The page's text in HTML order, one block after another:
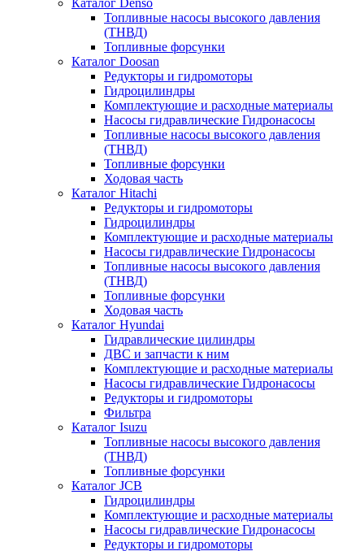
Каталог Denso
Топливные насосы высокого давления
(ТНВД)
Топливные форсунки
Каталог Doosan
Редукторы и гидромоторы
Гидроцилиндры
Комплектующие и расходные материалы
Насосы гидравлические Гидронасосы
Топливные насосы высокого давления
(ТНВД)
Топливные форсунки
Ходовая часть
Каталог Hitachi
Редукторы и гидромоторы
Гидроцилиндры
Комплектующие и расходные материалы
Насосы гидравлические Гидронасосы
Топливные насосы высокого давления
(ТНВД)
Топливные форсунки
Ходовая часть
Каталог Hyundai
Гидравлические цилиндры
ДВС и запчасти к ним
Комплектующие и расходные материалы
Насосы гидравлические Гидронасосы
Редукторы и гидромоторы
Фильтра
Каталог Isuzu
Топливные насосы высокого давления
(ТНВД)
Топливные форсунки
Каталог JCB
Гидроцилиндры
Комплектующие и расходные материалы
Насосы гидравлические Гидронасосы
Редукторы и гидромоторы